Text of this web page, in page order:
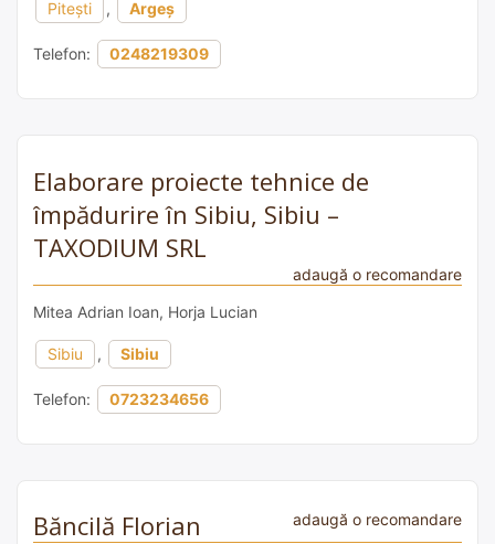
Pitești , Argeș
Telefon: 0248219309
Elaborare proiecte tehnice de
împădurire în Sibiu, Sibiu –
TAXODIUM SRL
adaugă o recomandare
Mitea Adrian Ioan, Horja Lucian
Sibiu , Sibiu
Telefon: 0723234656
Băncilă Florian adaugă o recomandare